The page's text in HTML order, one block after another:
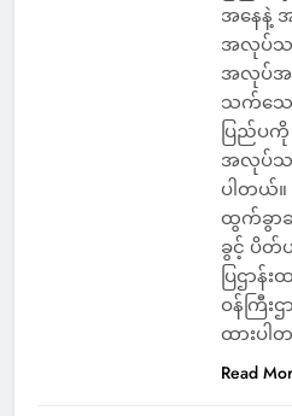
အနေနဲ့
အလုပ်သမ
အလုပ်အ
သက်သေ
ပြည်ပ
အလုပ်သမ
ပါတယ်။
ထွက်ခွာ
ခွင့် ပိတ်
ပြဌာန်
ဝန်ကြီး
ထားပါ
Read